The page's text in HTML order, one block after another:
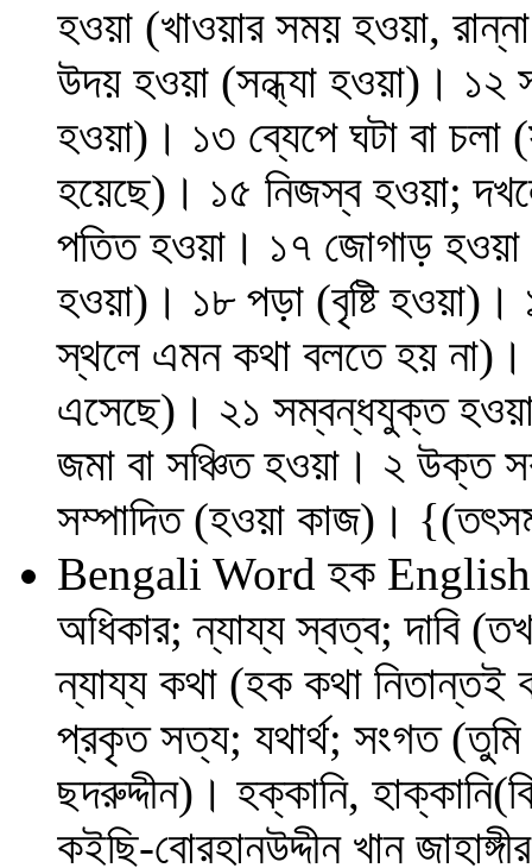
হওয়া (খাওয়ার সময় হওয়া,
উদয় হওয়া (সন্ধ্যা হওয়া)। ১২
হওয়া)। ১৩ ব্যেপে ঘটা বা চলা
হয়েছে)। ১৫ নিজস্ব হওয়া;
পতিত হওয়া। ১৭ জোগাড় হওয়া
হওয়া)। ১৮ পড়া (বৃষ্টি
স্থলে এমন কথা বলতে হয়
এসেছে)। ২১ সম্বন্ধযুক্ত
জমা বা সঞ্চিত হওয়া। ২ উক্ত
সম্পাদিত (হওয়া কাজ)।
Bengali Word হক
অধিকার; ন্যায্য স্বত্ব; দাবি
ন্যায্য কথা (হক কথা
প্রকৃত সত্য; যথার্থ; সংগত
ছদরুদ্দীন)। হক্কানি,
কইছি-বোরহানউদ্দীন খান